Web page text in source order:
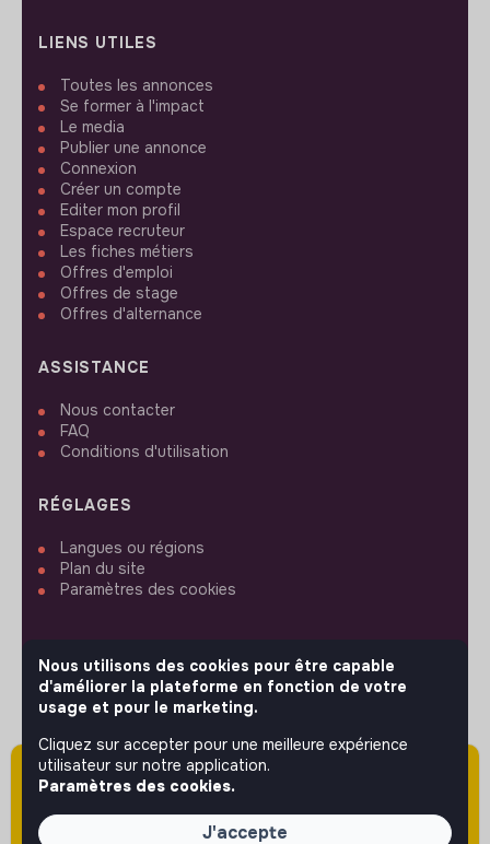
Attention cette annonce a été publiée il y a
plus de 60 jours (le 19/05/2026) et est sans
doute expirée ou non mise à jour.
LIENS UTILES
Toutes les annonces
Se former à l'impact
Le media
Publier une annonce
Connexion
Créer un compte
Editer mon profil
Espace recruteur
Les fiches métiers
Offres d'emploi
Offres de stage
Offres d'alternance
ASSISTANCE
Nous contacter
FAQ
Conditions d'utilisation
RÉGLAGES
Langues ou régions
Plan du site
Paramètres des cookies
SUIVEZ-NOUS
© 2026 jobs that makesense.
Nous utilisons des cookies pour être capable
d'améliorer la plateforme en fonction de votre
usage et pour le marketing.
Cliquez sur accepter pour une meilleure expérience
utilisateur sur notre application.
Paramètres des cookies.
J'accepte